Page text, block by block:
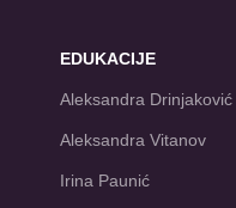
EDUKACIJE
Aleksandra Drinjaković
Aleksandra Vitanov
Irina Paunić